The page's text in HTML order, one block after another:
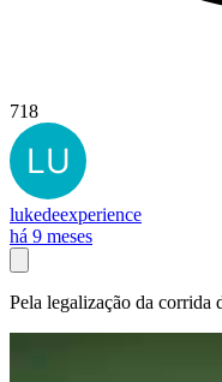
718
lukedeexperience
há 9 meses
Pela legalização da corrida